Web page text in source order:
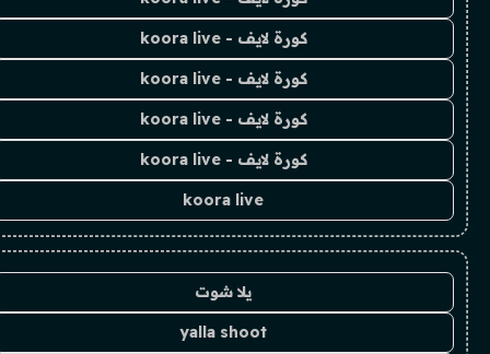
كورة لايف - koora live
كورة لايف - koora live
كورة لايف - koora live
كورة لايف - koora live
koora live
يلا شوت
yalla shoot